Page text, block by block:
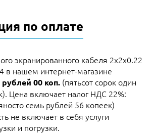
по оплате
экранированного кабеля 2х2х0.22
в нашем интернет-магазине
рублей 00 коп. (пятьсот сорок один
Цена включает налог НДС 22%:
семь рублей 56 копеек)
не включает в себя услуги
и погрузки.